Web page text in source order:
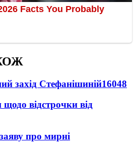
захід Стефанішиній16048
відстрочки від
про мирні